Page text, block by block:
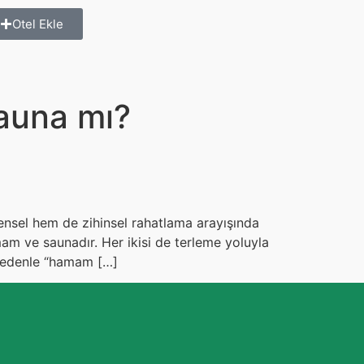
Otel Ekle
mı?
hem de zihinsel rahatlama arayışında
ve saunadır. Her ikisi de terleme yoluyla
“hamam […]